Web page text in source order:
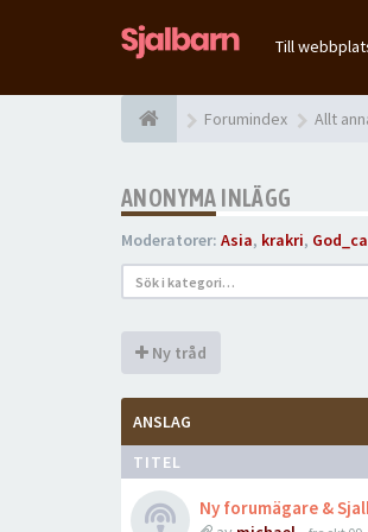
Till
Forumindex Allt
ANONYMA INLÄGG
Moderatorer: Asia, krakri,
Ny tråd
ANSLAG
TITEL
Ny forumägare &